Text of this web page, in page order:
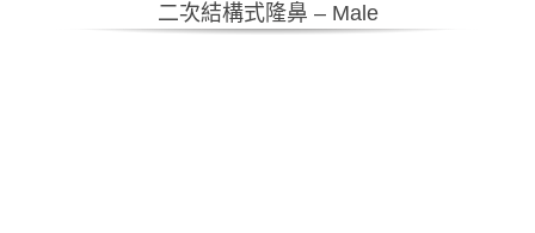
二次結構式隆鼻 – Male